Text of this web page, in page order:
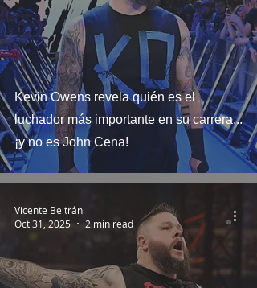
Kevin Owens revela quién es el
luchador más importante en su carrera...
¡y no es John Cena!
Vicente Beltrán
Oct 31, 2025
2 min read